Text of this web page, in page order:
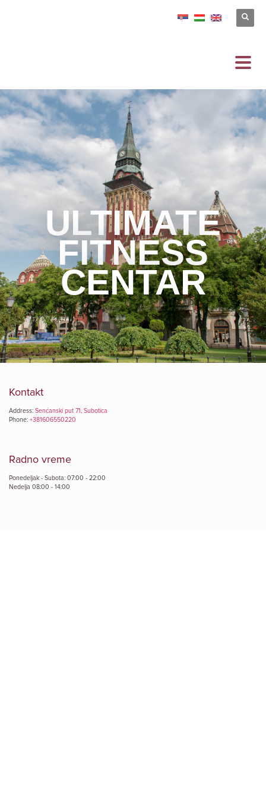
ULTIMATE
FITNESS
CENTAR
Kontakt
Address: Senćanski put 71, Subotica
Phone: +381606550220
Radno vreme
Ponedeljak - Subota: 07:00 - 22:00
Nedelja 08:00 - 14:00